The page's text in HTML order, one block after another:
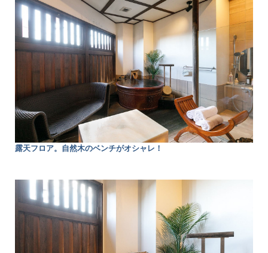
露天フロア。自然木のベンチがオシャレ！